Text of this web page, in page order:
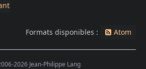
»
Formats disponibles : Atom
2026 Jean-Philippe Lang